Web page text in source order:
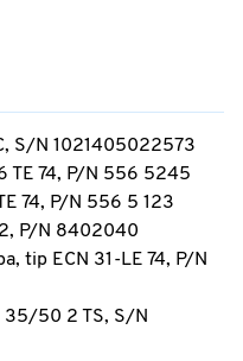
S/N 1021405022573
TE 74, P/N 556 5245
74, P/N 556 5 123
P/N 8402040
tip ECN 31-LE 74, P/N
35/50 2 TS, S/N